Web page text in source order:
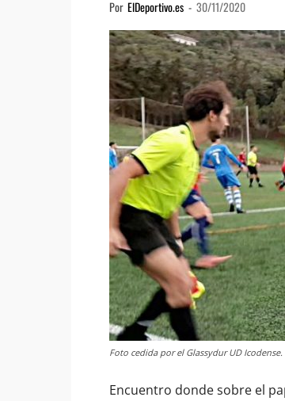
Por ElDeportivo.es - 30/11/2020
Foto cedida por el Glassydur UD Icodense.
Encuentro donde sobre el